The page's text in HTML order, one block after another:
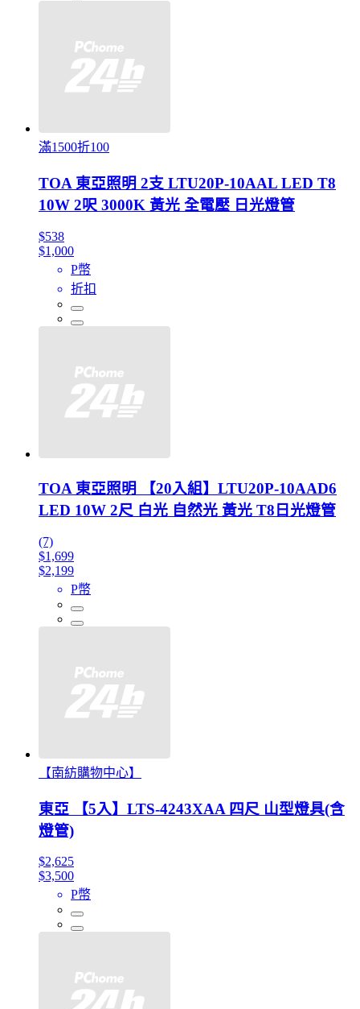
滿1500折100
TOA 東亞照明 2支 LTU20P-10AAL LED T8
10W 2呎 3000K 黃光 全電壓 日光燈管
$538
$1,000
P幣
折扣
TOA 東亞照明 【20入組】LTU20P-10AAD6
LED 10W 2尺 白光 自然光 黃光 T8日光燈管
(7)
$1,699
$2,199
P幣
【南紡購物中心】
東亞 【5入】LTS-4243XAA 四尺 山型燈具(含
燈管)
$2,625
$3,500
P幣